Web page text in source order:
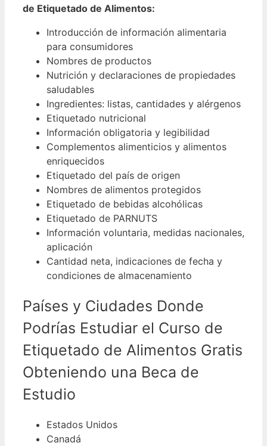
de Etiquetado de Alimentos:
Introducción de información alimentaria
para consumidores
Nombres de productos
Nutrición y declaraciones de propiedades
saludables
Ingredientes: listas, cantidades y alérgenos
Etiquetado nutricional
Información obligatoria y legibilidad
Complementos alimenticios y alimentos
enriquecidos
Etiquetado del país de origen
Nombres de alimentos protegidos
Etiquetado de bebidas alcohólicas
Etiquetado de PARNUTS
Información voluntaria, medidas nacionales,
aplicación
Cantidad neta, indicaciones de fecha y
condiciones de almacenamiento
Países y Ciudades Donde
Podrías Estudiar el Curso de
Etiquetado de Alimentos Gratis
Obteniendo una Beca de
Estudio
Estados Unidos
Canadá